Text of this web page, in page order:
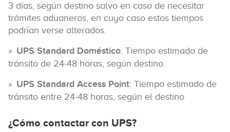
3 días, según destino salvo en caso de necesitar
trámites aduaneros, en cuyo caso estos tiempos
podrían verse alterados.
UPS Standard Doméstico: Tiempo estimado de
tránsito de 24-48 horas, según destino.
UPS Standard Access Point: Tiempo estimado de
tránsito entre 24-48 horas, según el destino
¿Cómo contactar con UPS?